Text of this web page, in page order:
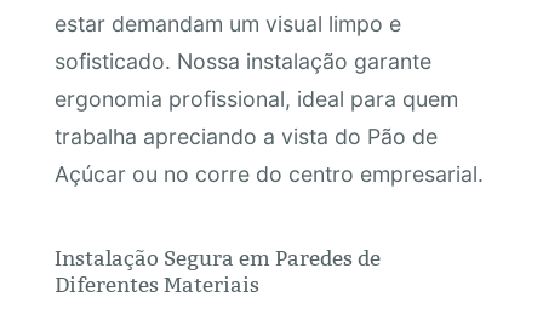
estar demandam um visual limpo e
sofisticado. Nossa instalação garante
ergonomia profissional, ideal para quem
trabalha apreciando a vista do Pão de
Açúcar ou no corre do centro empresarial.
Instalação Segura em Paredes de
Diferentes Materiais